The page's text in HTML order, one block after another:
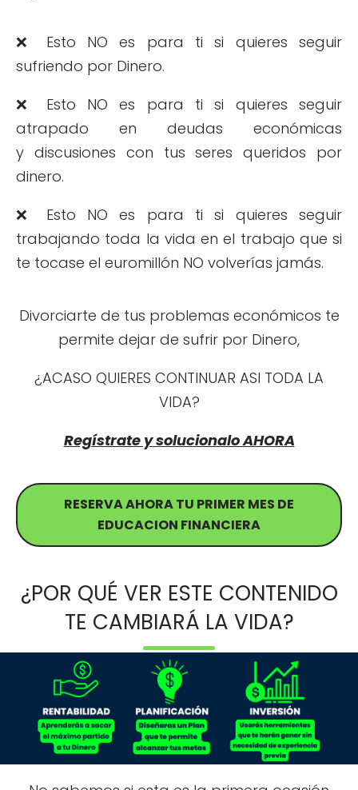
❌ Esto NO es para ti si quieres seguir
sufriendo por Dinero.
❌ Esto NO es para ti si quieres seguir
atrapado en deudas económicas
y discusiones con tus seres queridos por
dinero.
❌ Esto NO es para ti si quieres seguir
trabajando toda la vida en el trabajo que si
te tocase el euromillón NO volverías jamás.
Divorciarte de tus problemas económicos te
permite dejar de sufrir por Dinero,
¿ACASO QUIERES CONTINUAR ASI TODA LA
VIDA?
Regístrate y solucionalo AHORA
RESERVA AHORA TU PRIMER MES DE
EDUCACION FINANCIERA
¿POR QUÉ VER ESTE CONTENIDO
TE CAMBIARÁ LA VIDA?